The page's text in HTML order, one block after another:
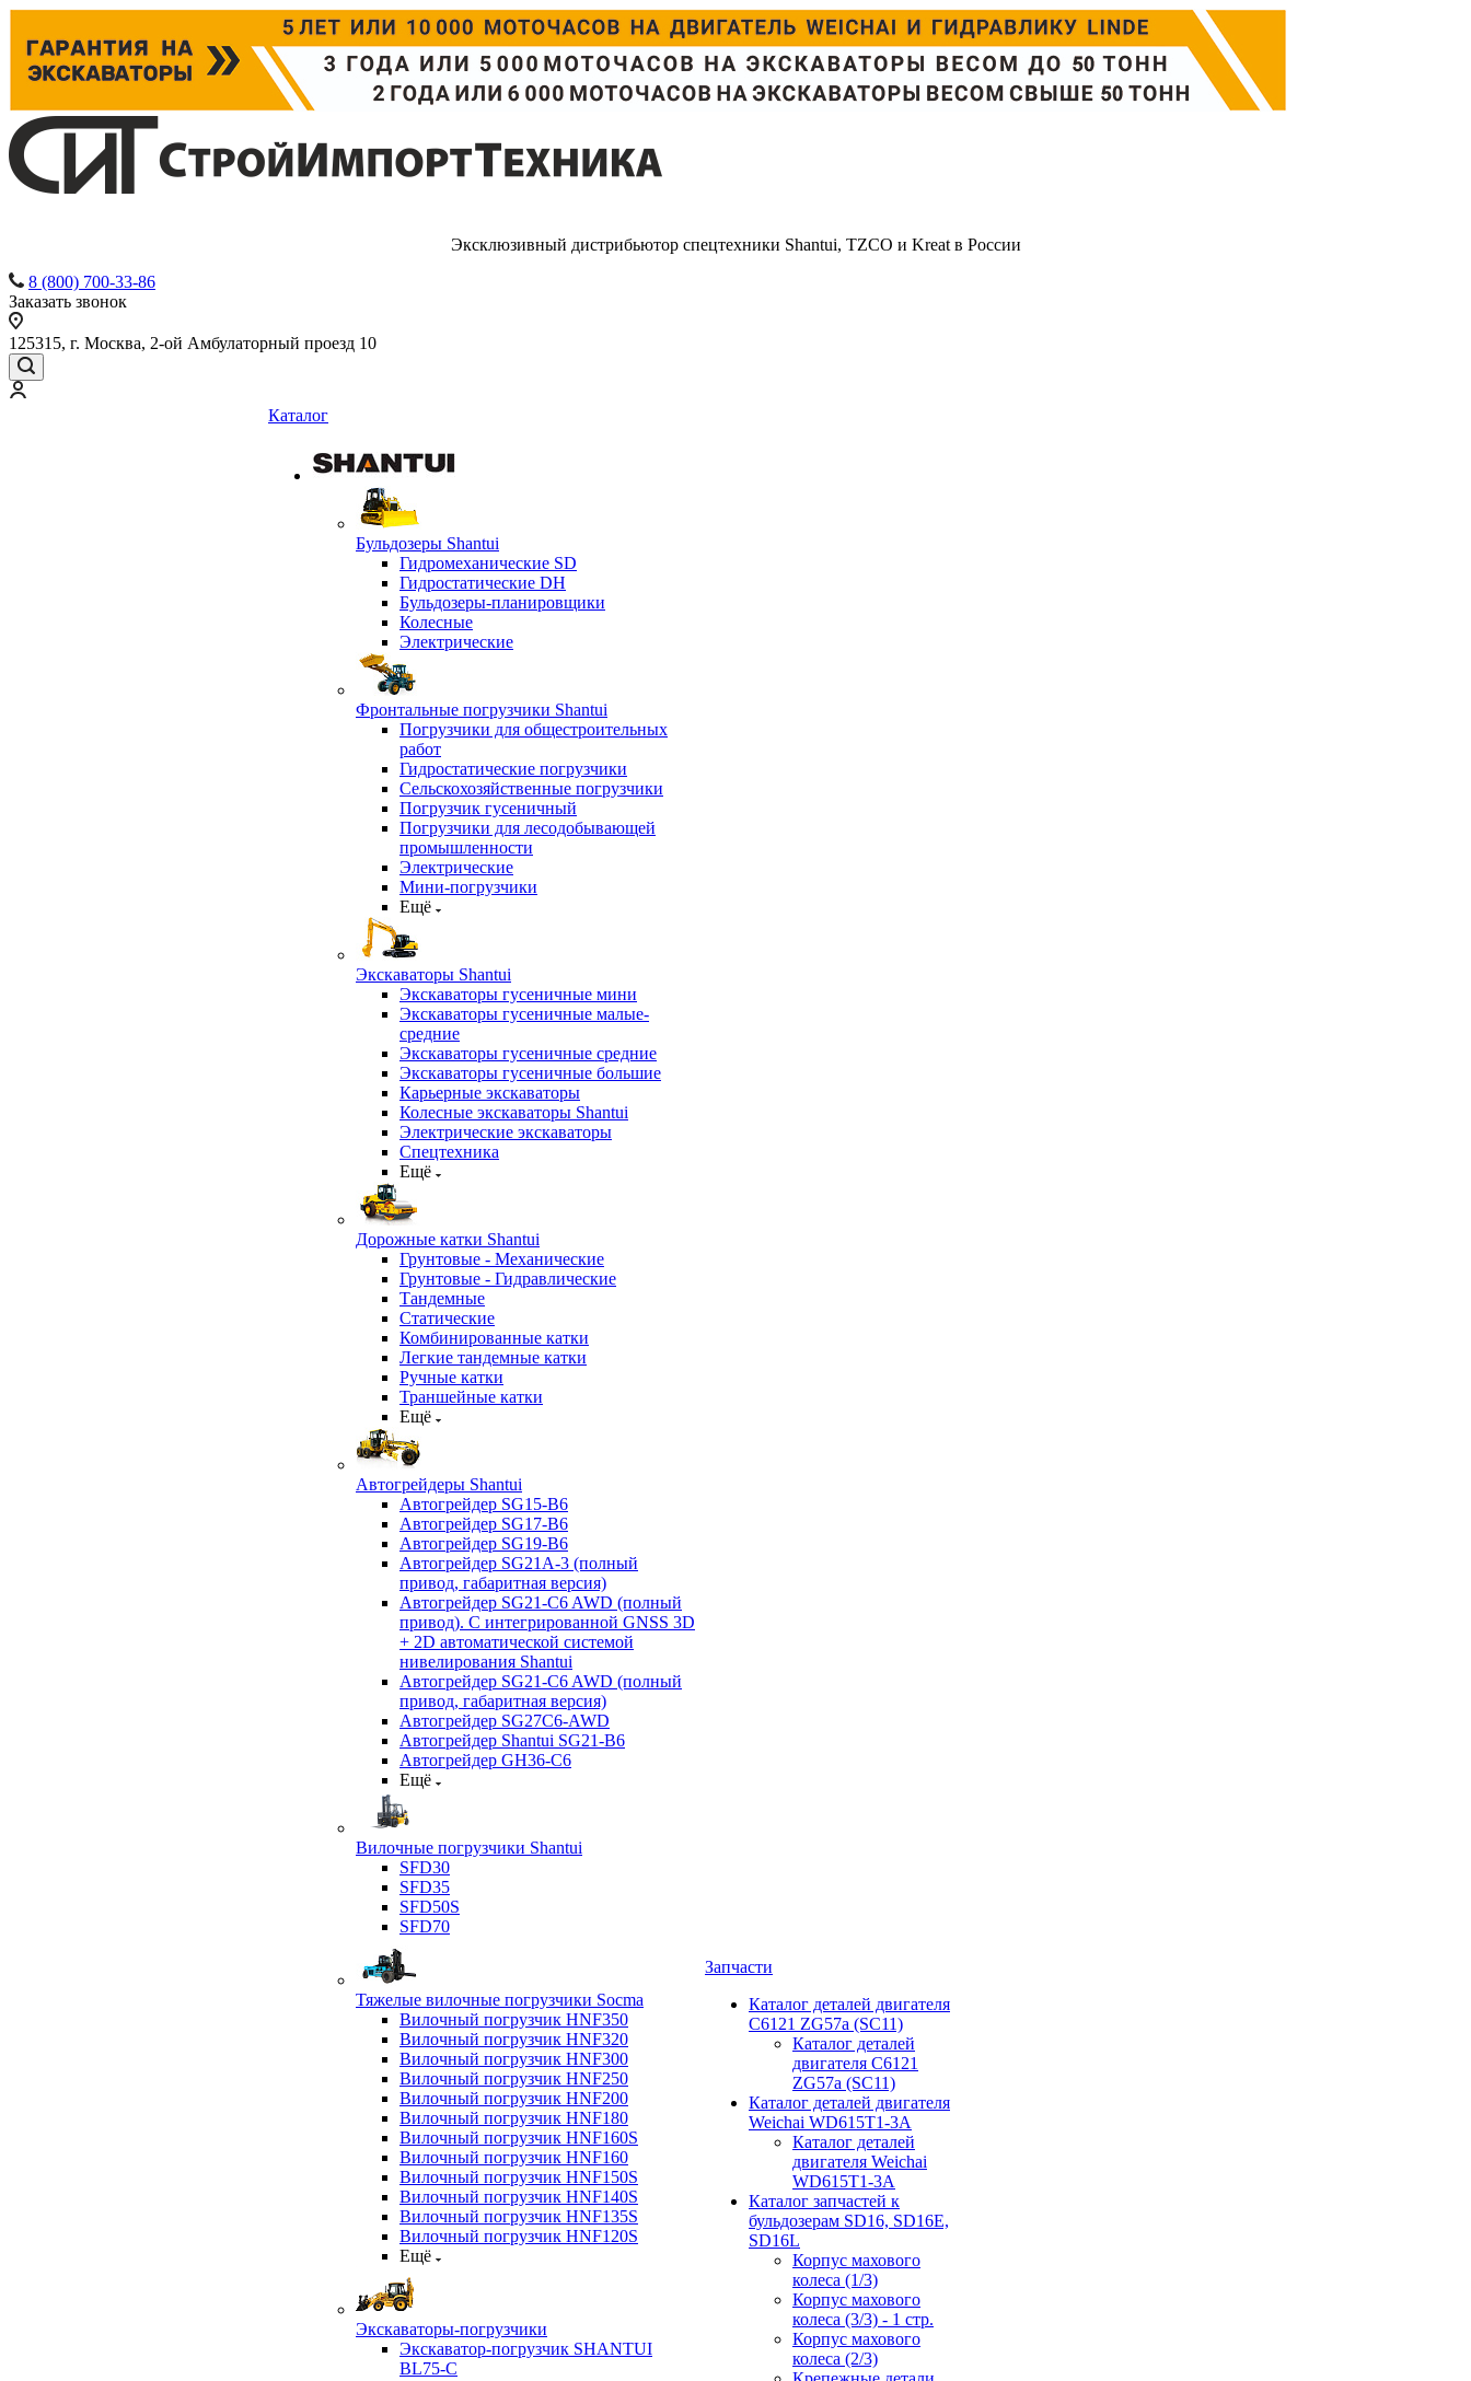
Эксклюзивный дистрибьютор спецтехники Shantui, TZCO и Kreat в России
8 (800) 700-33-86
Заказать звонок
125315, г. Москва, 2-ой Амбулаторный проезд 10
Каталог
Бульдозеры Shantui
Гидромеханические SD
Гидростатические DH
Бульдозеры-планировщики
Колесные
Электрические
Фронтальные погрузчики Shantui
Погрузчики для общестроительных
работ
Гидростатические погрузчики
Сельскохозяйственные погрузчики
Погрузчик гусеничный
Погрузчики для лесодобывающей
промышленности
Электрические
Мини-погрузчики
Ещё
Экскаваторы Shantui
Экскаваторы гусеничные мини
Экскаваторы гусеничные малые-
средние
Экскаваторы гусеничные средние
Экскаваторы гусеничные большие
Карьерные экскаваторы
Колесные экскаваторы Shantui
Электрические экскаваторы
Спецтехника
Ещё
Дорожные катки Shantui
Грунтовые - Механические
Грунтовые - Гидравлические
Тандемные
Статические
Комбинированные катки
Легкие тандемные катки
Ручные катки
Траншейные катки
Ещё
Автогрейдеры Shantui
Автогрейдер SG15-B6
Автогрейдер SG17-B6
Автогрейдер SG19-B6
Автогрейдер SG21А-3 (полный
привод, габаритная версия)
Автогрейдер SG21-C6 AWD (полный
привод). С интегрированной GNSS 3D
+ 2D автоматической системой
нивелирования Shantui
Автогрейдер SG21-C6 AWD (полный
привод, габаритная версия)
Автогрейдер SG27C6-AWD
Автогрейдер Shantui SG21-B6
Автогрейдер GH36-C6
Ещё
Вилочные погрузчики Shantui
SFD30
SFD35
SFD50S
SFD70
Тяжелые вилочные погрузчики Socma
Вилочный погрузчик HNF350
Вилочный погрузчик HNF320
Вилочный погрузчик HNF300
Вилочный погрузчик HNF250
Вилочный погрузчик HNF200
Вилочный погрузчик HNF180
Вилочный погрузчик HNF160S
Вилочный погрузчик HNF160
Вилочный погрузчик HNF150S
Вилочный погрузчик HNF140S
Вилочный погрузчик HNF135S
Вилочный погрузчик HNF120S
Ещё
Экскаваторы-погрузчики
Экскаватор-погрузчик SHANTUI
BL75-C
Запчасти
Каталог деталей двигателя
C6121 ZG57a (SC11)
Каталог деталей
двигателя C6121
ZG57a (SC11)
Каталог деталей двигателя
Weichai WD615T1-3A
Каталог деталей
двигателя Weichai
WD615T1-3A
Каталог запчастей к
бульдозерам SD16, SD16E,
SD16L
Корпус махового
колеса (1/3)
Корпус махового
колеса (3/3) - 1 стр.
Корпус махового
колеса (2/3)